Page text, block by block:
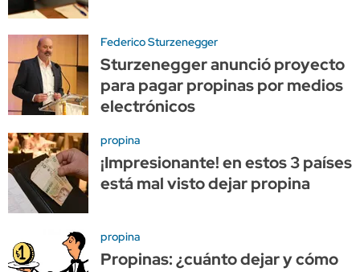
Federico Sturzenegger
Sturzenegger anunció proyecto
para pagar propinas por medios
electrónicos
propina
¡Impresionante! en estos 3 países
está mal visto dejar propina
propina
Propinas: ¿cuánto dejar y cómo